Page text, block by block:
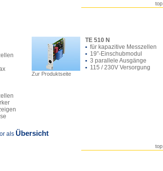
top
Zur Produktseite
TE 510 N
• für kapazitive Messzellen
• 19”-Einschubmodul
• 3 parallele Ausgänge
• 115 / 230V Versorgung
als Übersicht
top